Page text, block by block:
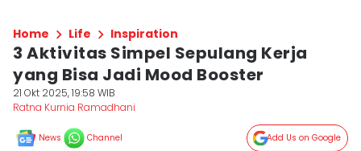
Home Life Inspiration
3 Aktivitas Simpel Sepulang Kerja
yang Bisa Jadi Mood Booster
21 Okt 2025, 19:58 WIB
Ratna Kurnia Ramadhani
News Channel Add Us on Google